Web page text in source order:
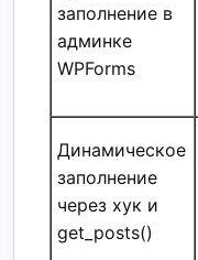
заполнение в
админке
WPForms
Динамическое
заполнение
через хук и
get_posts()